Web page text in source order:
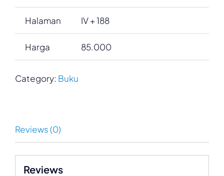
Halaman IV + 188
Harga 85.000
Category: Buku
Reviews (0)
Reviews